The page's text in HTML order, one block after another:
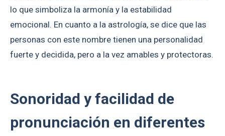
lo que simboliza la armonía y la estabilidad
emocional. En cuanto a la astrología, se dice que las
personas con este nombre tienen una personalidad
fuerte y decidida, pero a la vez amables y protectoras.
Sonoridad y facilidad de
pronunciación en diferentes